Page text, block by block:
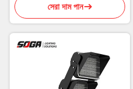
সেরা দাম পান